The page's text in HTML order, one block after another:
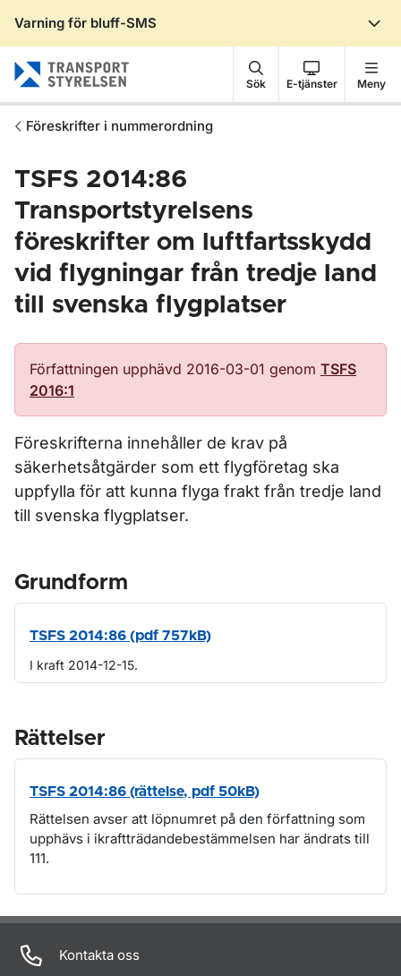
Varning för bluff-SMS
Sök E-tjänster Meny
Föreskrifter i nummerordning
TSFS 2014:86
Transportstyrelsens
föreskrifter om luftfartsskydd
vid flygningar från tredje land
till svenska flygplatser
Författningen upphävd 2016-03-01 genom TSFS
2016:1
Föreskrifterna innehåller de krav på
säkerhetsåtgärder som ett flygföretag ska
uppfylla för att kunna flyga frakt från tredje land
till svenska flygplatser.
Grundform
TSFS 2014:86 (pdf 757kB)
I kraft 2014-12-15.
Rättelser
TSFS 2014:86 (rättelse, pdf 50kB)
Rättelsen avser att löpnumret på den författning som
upphävs i ikraftträdandebestämmelsen har ändrats till
111.
Om sidan
Kontakta oss